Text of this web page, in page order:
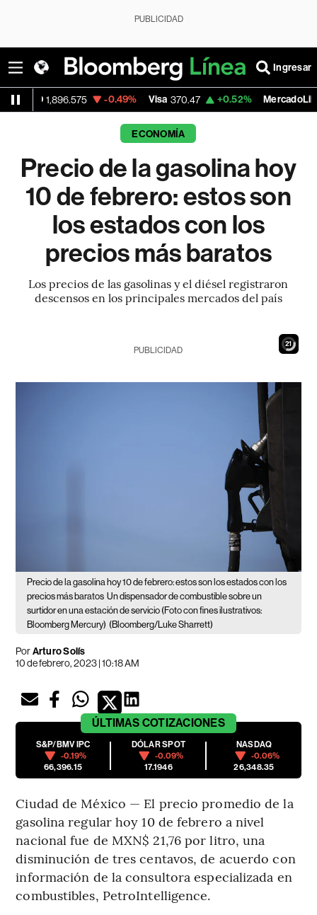
PUBLICIDAD
Ingresar
-0.49% Visa 370.47 +0.52% MercadoLibre 1,824.26
ECONOMÍA
Precio de la gasolina hoy
10 de febrero: estos son
los estados con los
precios más baratos
Los precios de las gasolinas y el diésel registraron
descensos en los principales mercados del país
20
PUBLICIDAD
Precio de la gasolina hoy 10 de febrero: estos son los estados con los
precios más baratos Un dispensador de combustible sobre un
surtidor en una estación de servicio (Foto con fines ilustrativos:
Bloomberg Mercury) (Bloomberg/Luke Sharrett)
PorArturo Solís
10 de febrero, 2023 | 10:18 AM
ÚLTIMAS COTIZACIONES
S&P/BMV IPC
-0.19%
66,396.15
DÓLAR SPOT
-0.09%
17.1946
NASDAQ
-0.06%
26,348.35
Ciudad de México — El precio promedio de la
gasolina regular hoy 10 de febrero a nivel
nacional fue de MXN$ 21,76 por litro, una
disminución de tres centavos, de acuerdo con
información de la consultora especializada en
combustibles, PetroIntelligence.